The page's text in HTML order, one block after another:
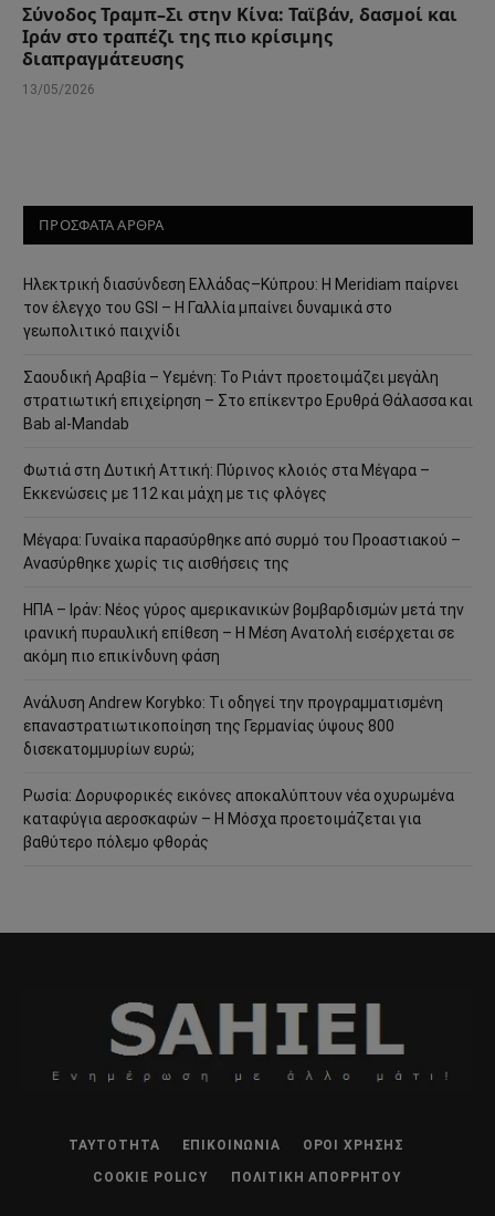
Σύνοδος Τραμπ–Σι στην Κίνα: Ταϊβάν, δασμοί και
Ιράν στο τραπέζι της πιο κρίσιμης
διαπραγμάτευσης
13/05/2026
ΠΡΟΣΦΑΤΑ ΑΡΘΡΑ
Ηλεκτρική διασύνδεση Ελλάδας–Κύπρου: Η Meridiam παίρνει
τον έλεγχο του GSI – Η Γαλλία μπαίνει δυναμικά στο
γεωπολιτικό παιχνίδι
Σαουδική Αραβία – Υεμένη: Το Ριάντ προετοιμάζει μεγάλη
στρατιωτική επιχείρηση – Στο επίκεντρο Ερυθρά Θάλασσα και
Bab al-Mandab
Φωτιά στη Δυτική Αττική: Πύρινος κλοιός στα Μέγαρα –
Εκκενώσεις με 112 και μάχη με τις φλόγες
Μέγαρα: Γυναίκα παρασύρθηκε από συρμό του Προαστιακού –
Ανασύρθηκε χωρίς τις αισθήσεις της
ΗΠΑ – Ιράν: Νέος γύρος αμερικανικών βομβαρδισμών μετά την
ιρανική πυραυλική επίθεση – Η Μέση Ανατολή εισέρχεται σε
ακόμη πιο επικίνδυνη φάση
Ανάλυση Andrew Korybko: Τι οδηγεί την προγραμματισμένη
επαναστρατιωτικοποίηση της Γερμανίας ύψους 800
δισεκατομμυρίων ευρώ;
Ρωσία: Δορυφορικές εικόνες αποκαλύπτουν νέα οχυρωμένα
καταφύγια αεροσκαφών – Η Μόσχα προετοιμάζεται για
βαθύτερο πόλεμο φθοράς
ΤΑΥΤΌΤΗΤΑ ΕΠΙΚΟΙΝΩΝΊΑ ΌΡΟΙ ΧΡΉΣΗΣ
COOKIE POLICY ΠΟΛΙΤΙΚΉ ΑΠΟΡΡΉΤΟΥ